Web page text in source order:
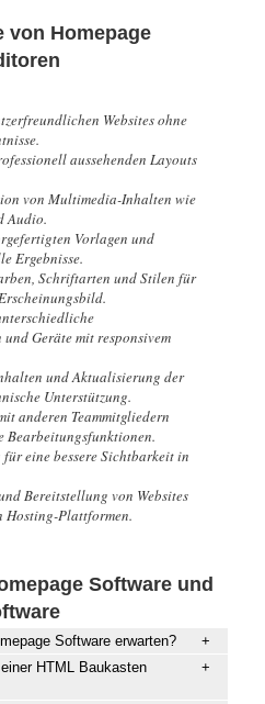
von Homepage
Websites ohne
aussehenden Layouts
von Multimedia-Inhalten wie
Audio.
Vorlagen und
Ergebnisse.
Schriftarten und Stilen für
Geräte mit responsivem
und Aktualisierung der
Unterstützung.
anderen Teammitgliedern
Bearbeitungsfunktionen.
eine bessere Sichtbarkeit in
Bereitstellung von Websites
Hosting-Plattformen.
Software und
Software erwarten?
HTML Baukasten